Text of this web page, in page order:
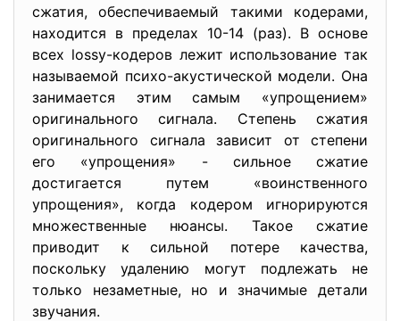
сжатия, обеспечиваемый такими кодерами,
находится в пределах 10-14 (раз). В основе
всех lossy-кодеров лежит использование так
называемой психо-акустической модели. Она
занимается этим самым «упрощением»
оригинального сигнала. Степень сжатия
оригинального сигнала зависит от степени
его «упрощения» - сильное сжатие
достигается путем «воинственного
упрощения», когда кодером игнорируются
множественные нюансы. Такое сжатие
приводит к сильной потере качества,
поскольку удалению могут подлежать не
только незаметные, но и значимые детали
звучания.